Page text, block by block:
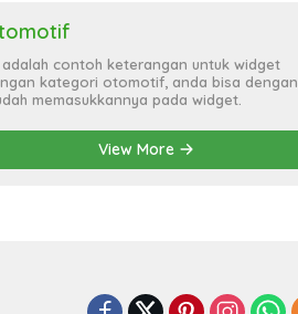
adalah contoh keterangan untuk widget
kategori otomotif, anda bisa dengan
memasukkannya pada widget.
View More